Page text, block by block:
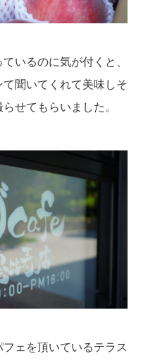
いるのに気が付くと、
聞いてくれて美味しそ
せてもらいました。
ェを頂いているテラス